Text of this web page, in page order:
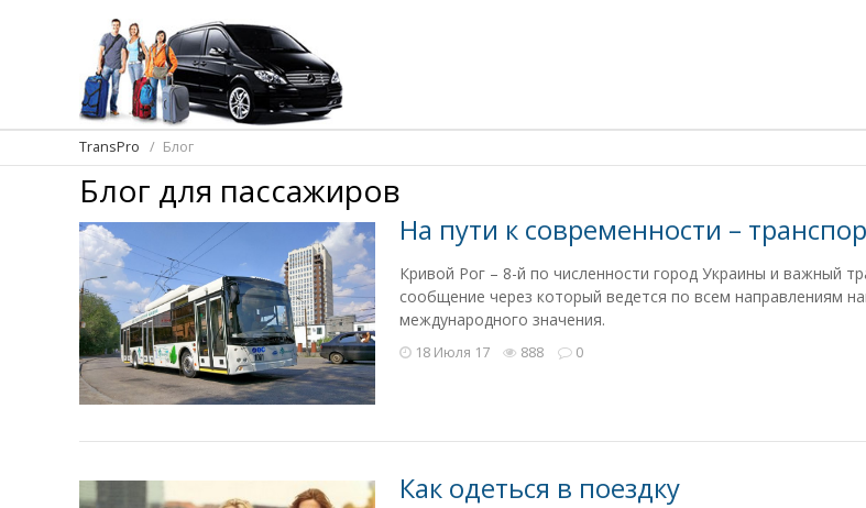
TransPro Блог
Блог для пассажиров
На пути к современности –
Кривой Рог – 8-й по численности город Украины и важный
сообщение через который ведется по всем направлениям
международного значения.
18 Июля 17 888 0
Как одеться в поездку